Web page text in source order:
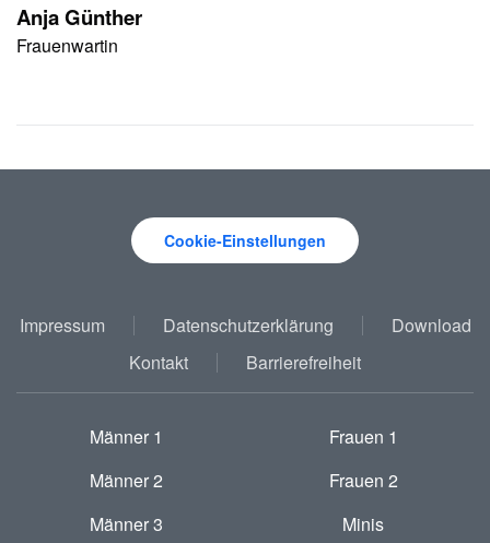
Anja Günther
Frauenwartin
Cookie-Einstellungen
Impressum Datenschutzerklärung
Download
Kontakt
Barrierefreiheit
Männer 1
Männer 2
Männer 3
Frauen 1
Frauen 2
Minis